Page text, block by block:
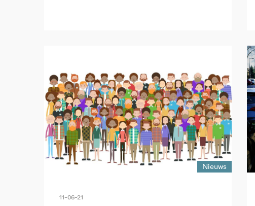
Nieuws
11-06-21